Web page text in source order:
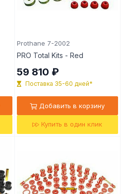
Prothane 7-2002
PRO Total Kits - Red
59 810 ₽
Поставка 35-60 дней*
Добавить в корзину
Купить в один клик